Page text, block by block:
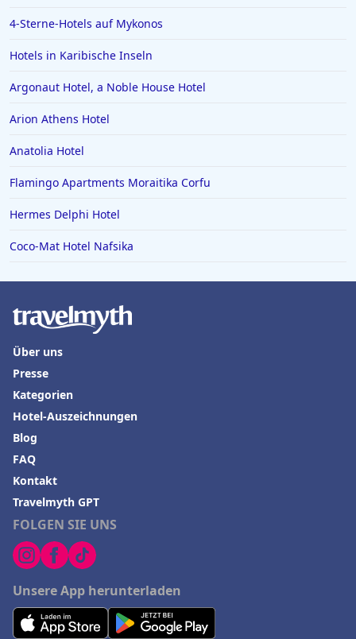
4-Sterne-Hotels auf Mykonos
Hotels in Karibische Inseln
Argonaut Hotel, a Noble House Hotel
Arion Athens Hotel
Anatolia Hotel
Flamingo Apartments Moraitika Corfu
Hermes Delphi Hotel
Coco-Mat Hotel Nafsika
FOLGEN SIE UNS
Unsere App herunterladen
Über uns
Presse
Kategorien
Hotel-Auszeichnungen
Blog
FAQ
Kontakt
Travelmyth GPT